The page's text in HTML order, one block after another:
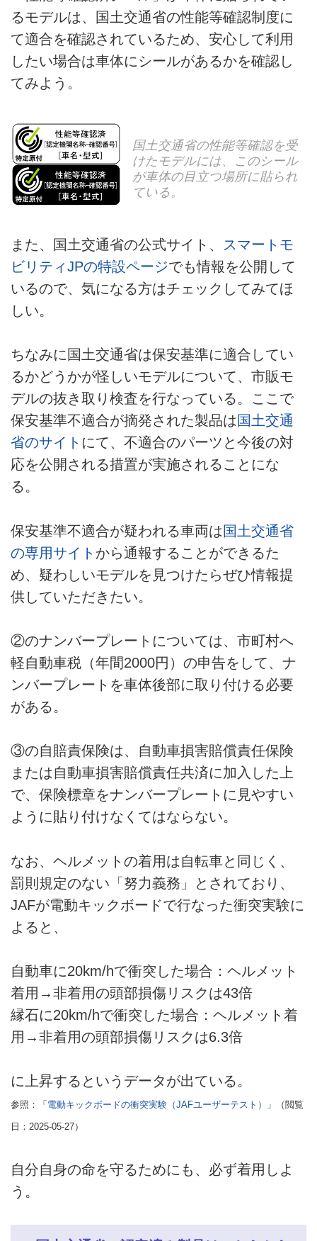
るモデルは、国土交通省の性能等確認制度に
て適合を確認されているため、安心して利用
したい場合は車体にシールがあるかを確認し
てみよう。
国土交通省の性能等確認を受
けたモデルには、このシール
が車体の目立つ場所に貼られ
ている。
また、国土交通省の公式サイト、
スマートモ
ビリティJPの特設ページでも情報を公開して
いるので、気になる方はチェックしてみてほ
しい。
ちなみに国土交通省は保安基準に適合してい
るかどうかが怪しいモデルについて、市販モ
デルの抜き取り検査を行なっている。ここで
保安基準不適合が摘発された製品は 国土交通
省のサイト にて、不適合のパーツと今後の対
応を公開される措置が実施されることにな
る。
保安基準不適合が疑われる車両は国土交通省
の専用サイト から通報することができるた
め、疑わしいモデルを見つけたらぜひ情報提
供していただきたい。
②のナンバープレートについては、市町村へ
軽自動車税（年間2000円）の申告をして、ナ
ンバープレートを車体後部に取り付ける必要
がある。
③の自賠責保険は、自動車損害賠償責任保険
または自動車損害賠償責任共済に加入した上
で、保険標章をナンバープレートに見やすい
ように貼り付けなくてはならない。
なお、ヘルメットの着用は自転車と同じく、
罰則規定のない「努力義務」とされており、
JAFが電動キックボードで行なった衝突実験に
よると、
自動車に20km/hで衝突した場合：ヘルメット
着用→非着用の頭部損傷リスクは43倍
縁石に20km/hで衝突した場合：ヘルメット着
用→非着用の頭部損傷リスクは6.3倍
に上昇するというデータが出ている。
参照：「 電動キックボードの衝突実験（JAFユーザーテスト） 」（閲覧
日：2025-05-27）
自分自身の命を守るためにも、必ず着用しよ
う。